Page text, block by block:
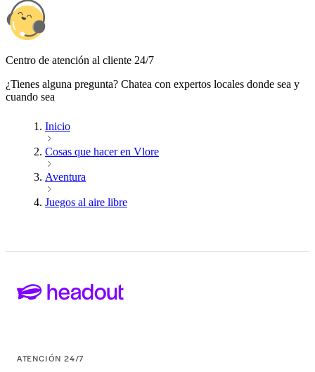
Centro de atención al cliente 24/7
¿Tienes alguna pregunta? Chatea con expertos locales donde sea y
cuando sea
Inicio
Cosas que hacer en Vlore
Aventura
Juegos al aire libre
ATENCIÓN 24/7